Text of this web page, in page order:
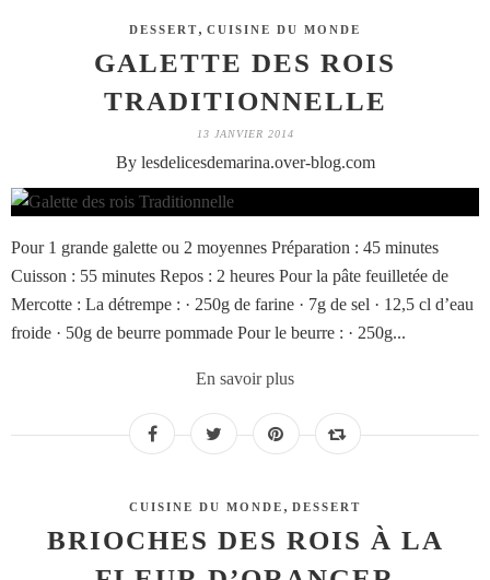
DESSERT, CUISINE DU MONDE
GALETTE DES ROIS
TRADITIONNELLE
13 JANVIER 2014
By lesdelicesdemarina.over-blog.com
Pour 1 grande galette ou 2 moyennes Préparation : 45 minutes
Cuisson : 55 minutes Repos : 2 heures Pour la pâte feuilletée de
Mercotte : La détrempe : · 250g de farine · 7g de sel · 12,5 cl d’eau
froide · 50g de beurre pommade Pour le beurre : · 250g...
En savoir plus
CUISINE DU MONDE , DESSERT
BRIOCHES DES ROIS À LA